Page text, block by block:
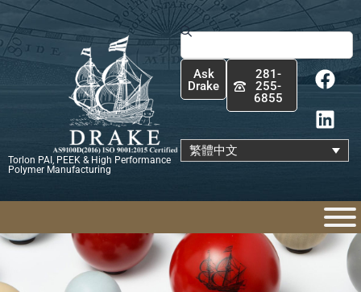
跳
至
主
Torlon PAI, PEEK & High Performance
Polymer Manufacturing
搜
尋
Ask
Drake
281-
255-
6855
F
a
c
e
b
o
k
L
i
n
k
e
d
n
繁體中文